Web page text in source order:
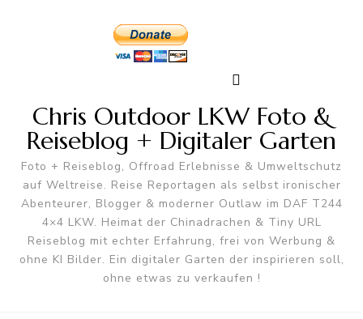
Chris Outdoor LKW Foto &
Reiseblog + Digitaler Garten
Foto + Reiseblog, Offroad Erlebnisse & Umweltschutz
auf Weltreise. Reise Reportagen als selbst ironischer
Abenteurer, Blogger & moderner Outlaw im DAF T244
4×4 LKW. Heimat der Chinadrachen & Tiny URL
Reiseblog mit echter Erfahrung, frei von Werbung &
ohne KI Bilder. Ein digitaler Garten der inspirieren soll,
ohne etwas zu verkaufen !